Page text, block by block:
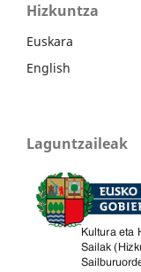
Hizkuntza
Euskara
English
Laguntzaileak